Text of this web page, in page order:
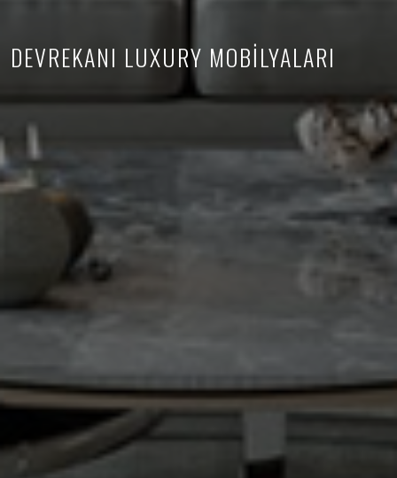
DEVREKANI LUXURY MOBİLYALARI